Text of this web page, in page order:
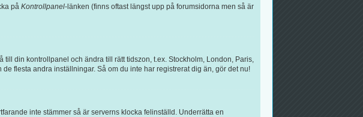
på Kontrollpanel-länken (finns oftast längst upp på forumsidorna men så är
din kontrollpanel och ändra till rätt tidszon, t.ex. Stockholm, London, Paris,
flesta andra inställningar. Så om du inte har registrerat dig än, gör det nu!
inte stämmer så är serverns klocka felinställd. Underrätta en